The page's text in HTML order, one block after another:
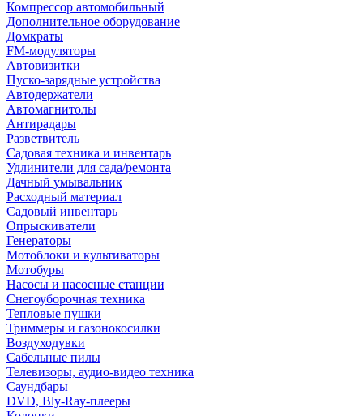
Компрессор автомобильный
Дополнительное оборудование
Домкраты
FM-модуляторы
Автовизитки
Пуско-зарядные устройства
Автодержатели
Автомагнитолы
Антирадары
Разветвитель
Садовая техника и инвентарь
Удлинители для сада/ремонта
Дачный умывальник
Расходный материал
Садовый инвентарь
Опрыскиватели
Генераторы
Мотоблоки и культиваторы
Мотобуры
Насосы и насосные станции
Снегоуборочная техника
Тепловые пушки
Триммеры и газонокосилки
Воздуходувки
Сабельные пилы
Телевизоры, аудио-видео техника
Саундбары
DVD, Bly-Ray-плееры